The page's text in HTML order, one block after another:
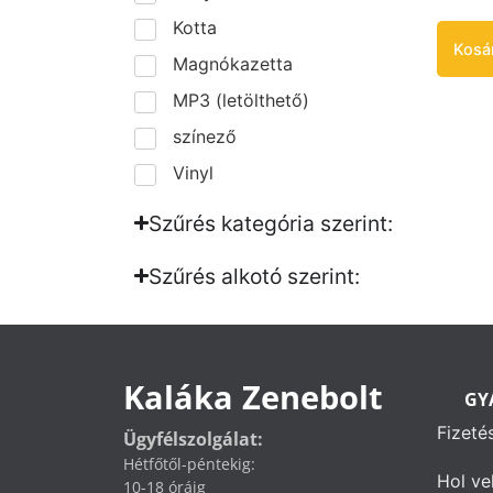
Kotta
Magnókazetta
MP3 (letölthető)
színező
Vinyl
Szűrés kategória szerint:
Szűrés alkotó szerint:​
Kaláka Zenebolt
Ügyfélszolgálat:
Hétfőtől-péntekig:
10-18 óráig
Hol